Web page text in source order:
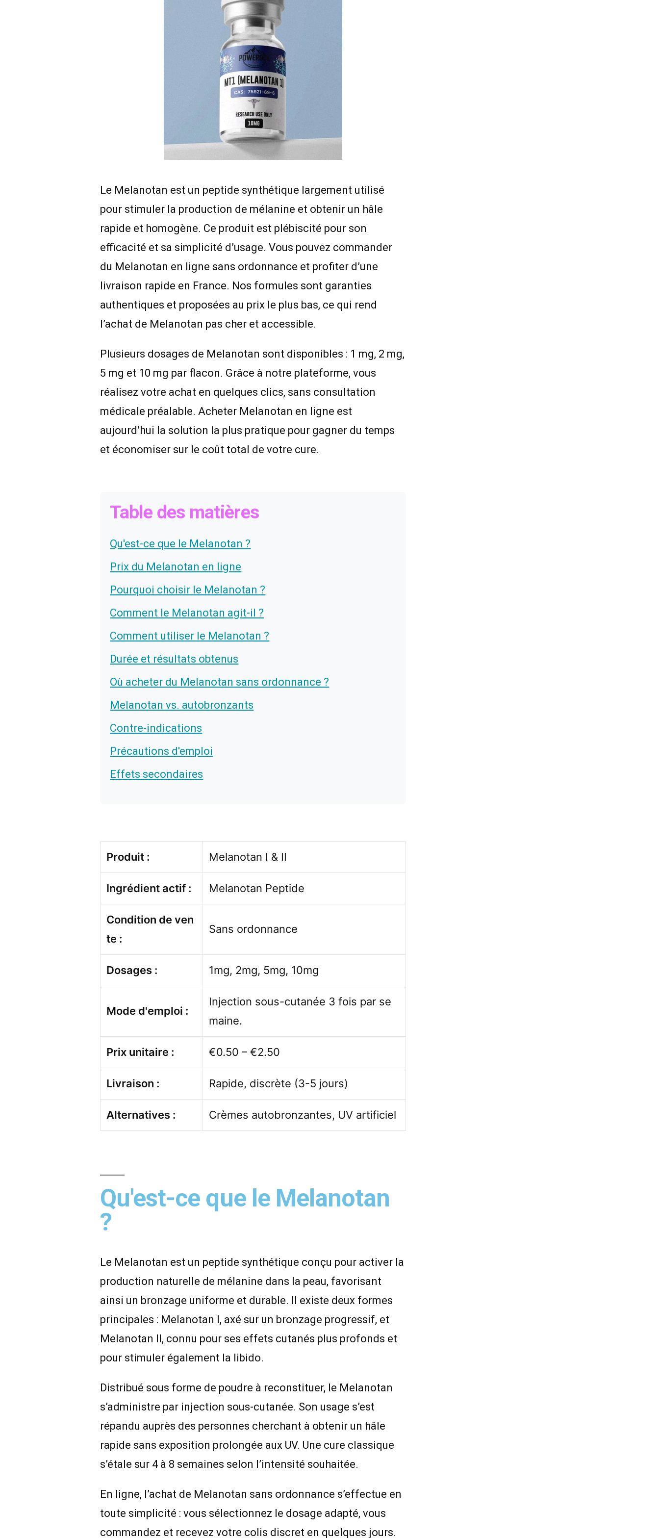
Le Melanotan est un peptide synthétique largement utilisé
pour stimuler la production de mélanine et obtenir un hâle
rapide et homogène. Ce produit est plébiscité pour son
efficacité et sa simplicité d’usage. Vous pouvez commander
du Melanotan en ligne sans ordonnance et profiter d’une
livraison rapide en France. Nos formules sont garanties
authentiques et proposées au prix le plus bas, ce qui rend
l’achat de Melanotan pas cher et accessible.
Plusieurs dosages de Melanotan sont disponibles : 1 mg, 2 mg,
5 mg et 10 mg par flacon. Grâce à notre plateforme, vous
réalisez votre achat en quelques clics, sans consultation
médicale préalable. Acheter Melanotan en ligne est
aujourd’hui la solution la plus pratique pour gagner du temps
et économiser sur le coût total de votre cure.
Table des matières
Qu'est-ce que le Melanotan ?
Prix du Melanotan en ligne
Pourquoi choisir le Melanotan ?
Comment le Melanotan agit-il ?
Comment utiliser le Melanotan ?
Durée et résultats obtenus
Où acheter du Melanotan sans ordonnance ?
Melanotan vs. autobronzants
Contre-indications
Précautions d'emploi
Effets secondaires
Produit : Melanotan I & II
Ingrédient actif : Melanotan Peptide
Condition de ven
te :
Sans ordonnance
Dosages : 1mg, 2mg, 5mg, 10mg
Mode d'emploi :
Injection sous-cutanée 3 fois par se
maine.
Prix unitaire : €0.50 – €2.50
Livraison : Rapide, discrète (3-5 jours)
Alternatives : Crèmes autobronzantes, UV artificiel
Qu'est-ce que le Melanotan
?
Le Melanotan est un peptide synthétique conçu pour activer la
production naturelle de mélanine dans la peau, favorisant
ainsi un bronzage uniforme et durable. Il existe deux formes
principales : Melanotan I, axé sur un bronzage progressif, et
Melanotan II, connu pour ses effets cutanés plus profonds et
pour stimuler également la libido.
Distribué sous forme de poudre à reconstituer, le Melanotan
s’administre par injection sous-cutanée. Son usage s’est
répandu auprès des personnes cherchant à obtenir un hâle
rapide sans exposition prolongée aux UV. Une cure classique
s’étale sur 4 à 8 semaines selon l’intensité souhaitée.
En ligne, l’achat de Melanotan sans ordonnance s’effectue en
toute simplicité : vous sélectionnez le dosage adapté, vous
commandez et recevez votre colis discret en quelques jours.